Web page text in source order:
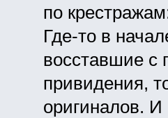
по
Где-то в
восставшие с
привидения,
оригиналов.